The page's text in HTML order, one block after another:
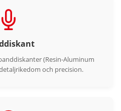
(Resin-Aluminum
och precision.